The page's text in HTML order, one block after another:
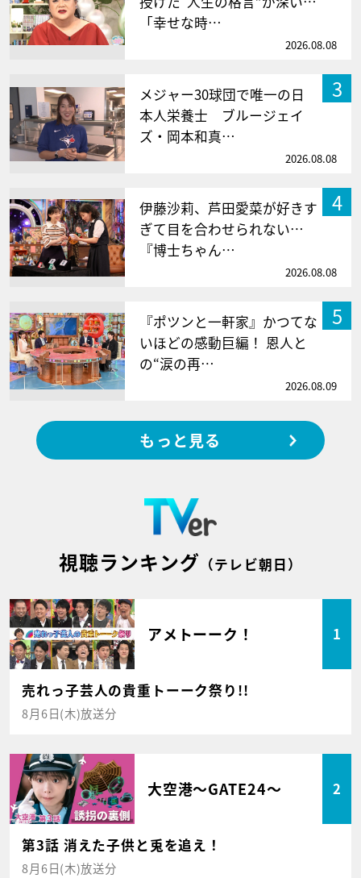
「幸せな時…
2026.08.08
3
メジャー30球団で唯一の日
本人栄養士 ブルージェイ
ズ・岡本和真…
2026.08.08
4
伊藤沙莉、芦田愛菜が好きす
ぎて目を合わせられない…
『博士ちゃん…
2026.08.08
5
『ポツンと一軒家』かつてな
いほどの感動巨編！ 恩人と
の“涙の再…
2026.08.09
もっと見る
視聴ランキング （テレビ朝日）
アメトーーク！ 1
売れっ子芸人の貴重トーーク祭り!!
8月6日(木)放送分
大空港～GATE24～ 2
第3話 消えた子供と兎を追え！
8月6日(木)放送分